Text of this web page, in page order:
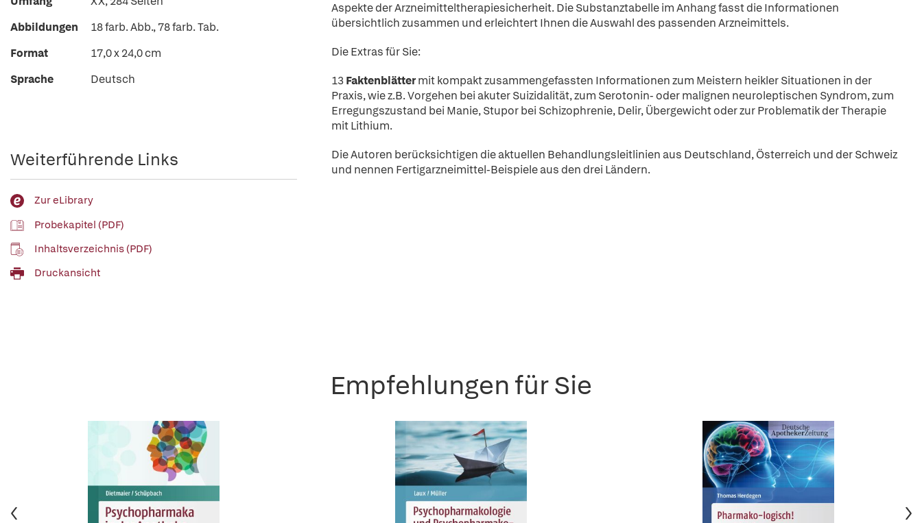
Aspekte der Arzneimitteltherapiesicherheit. Die Substanztabelle im Anhang fasst die Informationen
übersichtlich zusammen und erleichtert Ihnen die Auswahl des passenden Arzneimittels.
Die Extras für Sie:
13Faktenblättermit kompakt zusammengefassten Informationen zum Meistern heikler Situationen in der
Praxis, wie z.B. Vorgehen bei akuter Suizidalität, zum Serotonin- oder malignen neuroleptischen Syndrom, zum
Erregungszustand bei Manie, Stupor bei Schizophrenie, Delir, Übergewicht oder zur Problematik der Therapie
mit Lithium.
Die Autoren berücksichtigen die aktuellen Behandlungsleitlinien aus Deutschland, Österreich und der Schweiz
und nennen Fertigarzneimittel-Beispiele aus den drei Ländern.
Abbildungen
18 farb. Abb., 78 farb. Tab.
Format
17,0 x 24,0 cm
Sprache
Deutsch
Weiterführende Links
Zur eLibrary
Probekapitel (PDF)
Inhaltsverzeichnis (PDF)
Druckansicht
Empfehlungen für Sie